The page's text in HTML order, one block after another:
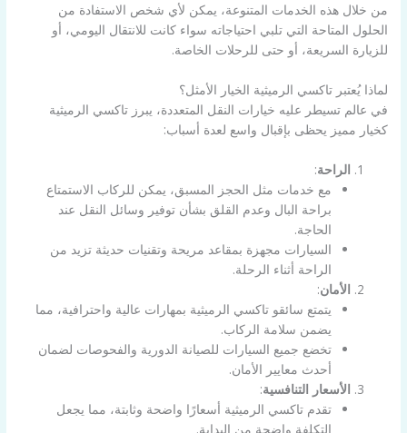
من خلال هذه الخدمات المتنوعة، يمكن لأي شخص الاستفادة من
الحلول المتاحة التي تلبي احتياجاته سواء كانت للانتقال اليومي، أو
للزيارة السريعة، أو حتى للرحلات الخاصة.
لماذا يُعتبر تاكسي الرميثية الخيار الأمثل؟
في عالم تسيطر عليه خيارات النقل المتعددة، يبرز تاكسي الرميثية
كخيار مميز يحظى بإقبال واسع لعدة أسباب:
الراحة:
مع خدمات مثل الحجز المسبق، يمكن للركاب الاستمتاع
براحة البال وعدم القلق بشأن توفير وسائل النقل عند
الحاجة.
السيارات مجهزة بمقاعد مريحة وتقنيات حديثة تزيد من
الراحة أثناء الرحلة.
الأمان:
يتمتع سائقو تاكسي الرميثية بمهارات عالية واحترافية، مما
يضمن سلامة الركاب.
تخضع جميع السيارات للصيانة الدورية والفحوصات لضمان
أحدث معايير الأمان.
الأسعار التنافسية:
تقدم تاكسي الرميثية أسعارًا واضحة وثابتة، مما يجعل
التكلفة واضحة من البداية.